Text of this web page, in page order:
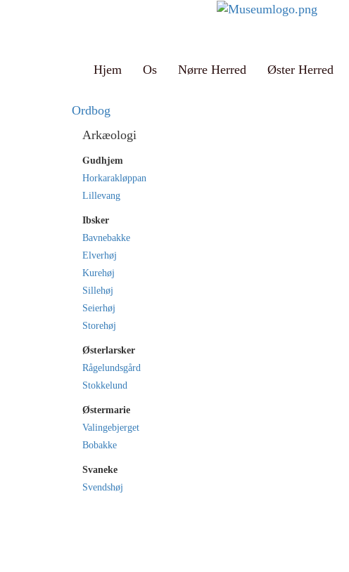
Hjem Os Nørre Herred Øster Herred
Ordbog
Arkæologi
Gudhjem
Horkarakløppan
Lillevang
Ibsker
Bavnebakke
Elverhøj
Kurehøj
Sillehøj
Seierhøj
Storehøj
Østerlarsker
Rågelundsgård
Stokkelund
Østermarie
Valingebjerget
Bobakke
Svaneke
Svendshøj